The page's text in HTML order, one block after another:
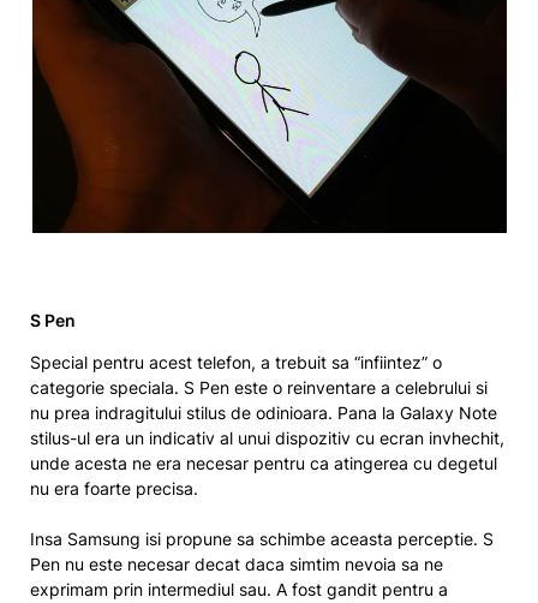
S Pen
Special pentru acest telefon, a trebuit sa “infiintez” o
categorie speciala. S Pen este o reinventare a celebrului si
nu prea indragitului stilus de odinioara. Pana la Galaxy Note
stilus-ul era un indicativ al unui dispozitiv cu ecran invhechit,
unde acesta ne era necesar pentru ca atingerea cu degetul
nu era foarte precisa.
Insa Samsung isi propune sa schimbe aceasta perceptie. S
Pen nu este necesar decat daca simtim nevoia sa ne
exprimam prin intermediul sau. A fost gandit pentru a